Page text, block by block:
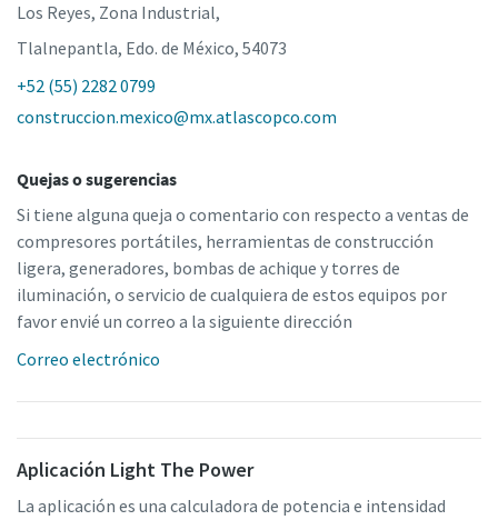
Los Reyes, Zona Industrial,
Tlalnepantla, Edo. de México, 54073
+52 (55) 2282 0799
construccion.mexico@mx.atlascopco.com
Quejas o sugerencias
Si tiene alguna queja o comentario con respecto a ventas de
compresores portátiles, herramientas de construcción
ligera, generadores, bombas de achique y torres de
iluminación, o servicio de cualquiera de estos equipos por
favor envié un correo a la siguiente dirección
Correo electrónico
Aplicación Light The Power
La aplicación es una calculadora de potencia e intensidad